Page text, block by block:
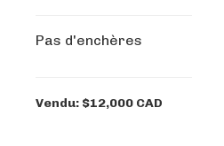
Pas d'enchères
Vendu: $12,000 CAD